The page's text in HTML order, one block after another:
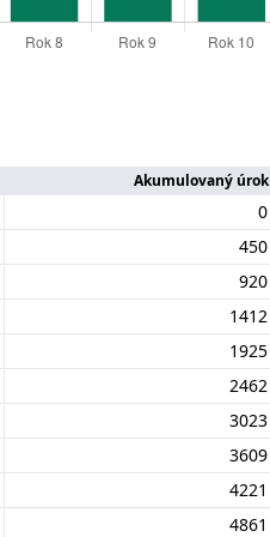
Akumulovaný úrok
0
450
920
1412
1925
2462
3023
3609
4221
4861